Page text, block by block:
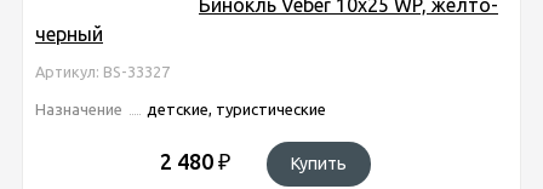
Бинокль Veber 10x25 WP, желто-
черный
Артикул: BS-33327
Назначение детские, туристические
2 480 ₽
Купить